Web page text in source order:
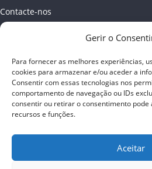
Gerir o
Para fornecer as melhores experiências,
cookies para armazenar e/ou aceder a
Consentir com essas tecnologias nos
comportamento de navegação ou IDs
consentir ou retirar o consentimento
recursos e funções.
Aceitar
Contacte-nos
Newsletter
Publicidade